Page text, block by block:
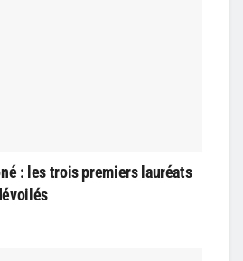
: les trois premiers lauréats